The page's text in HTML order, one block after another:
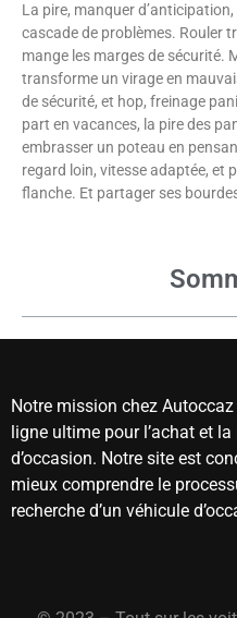
La pire, manquer d’anticipation,
cascade de problèmes. Rouler
mange les marges de sécurité.
transforme un virage en
de sécurité, et hop, freinage
part en vacances, la pire des
embrasser un poteau en
regard loin, vitesse adaptée, et
flanche. Et partager ses
Notre mission chez
ligne ultime pour l’achat et
d’occasion. Notre site est
mieux comprendre le
recherche d’un véhicule